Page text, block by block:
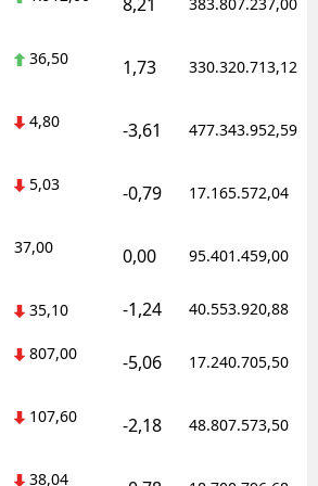
36,50 1,73 330.320.713,12
4,80 -3,61 477.343.952,59
5,03 -0,79 17.165.572,04
37,00 0,00 95.401.459,00
35,10 -1,24 40.553.920,88
807,00 -5,06 17.240.705,50
107,60 -2,18 48.807.573,50
38,04